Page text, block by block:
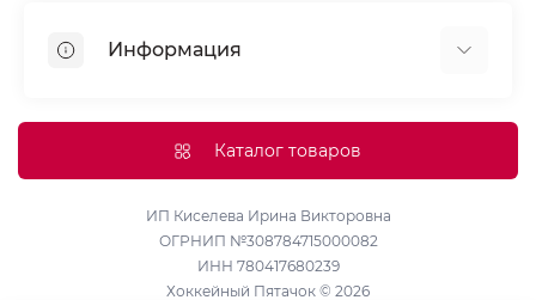
Информация
Доставка
Политика конфиденциальности и обработки
персональных данных
Каталог товаров
ИП Киселева Ирина Викторовна
ОГРНИП №308784715000082
ИНН 780417680239
Хоккейный Пятачок © 2026